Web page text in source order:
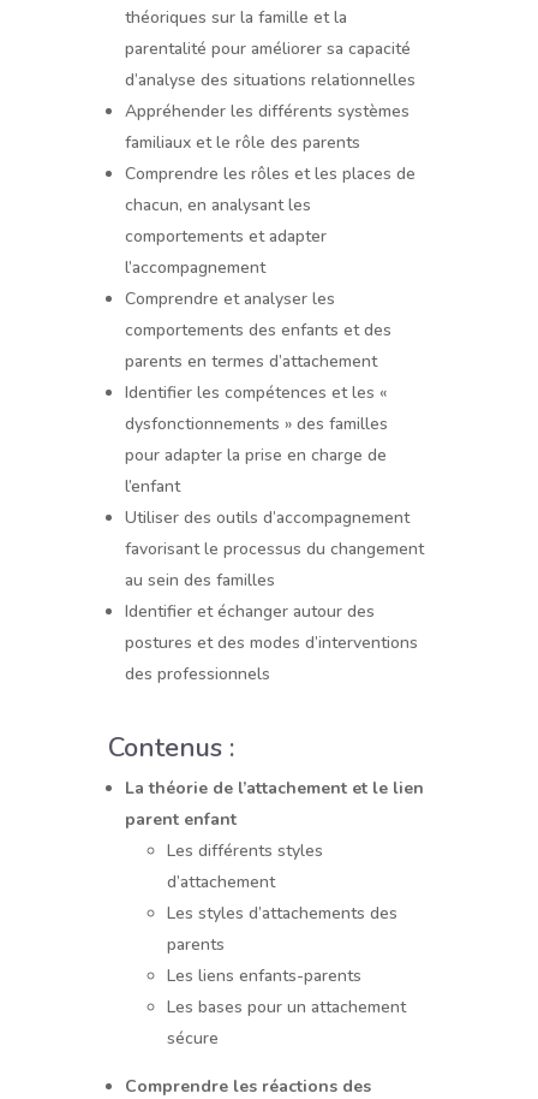
théoriques sur la famille et la
parentalité pour améliorer sa capacité
d’analyse des situations relationnelles
Appréhender les différents systèmes
familiaux et le rôle des parents
Comprendre les rôles et les places de
chacun, en analysant les
comportements et adapter
l’accompagnement
Comprendre et analyser les
comportements des enfants et des
parents en termes d’attachement
Identifier les compétences et les «
dysfonctionnements » des familles
pour adapter la prise en charge de
l’enfant
Utiliser des outils d’accompagnement
favorisant le processus du changement
au sein des familles
Identifier et échanger autour des
postures et des modes d’interventions
des professionnels
Contenus :
La théorie de l’attachement et le lien
parent enfant
Les différents styles
d’attachement
Les styles d’attachements des
parents
Les liens enfants-parents
Les bases pour un attachement
sécure
Comprendre les réactions des